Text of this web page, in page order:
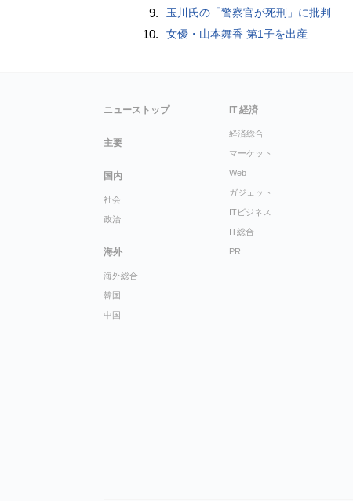
9. 玉川氏の「警察官が死刑」に批判
10. 女優・山本舞香 第1子を出産
ニューストップ
主要
国内
社会
政治
海外
海外総合
韓国
中国
IT 経済
経済総合
マーケット
Web
ガジェット
ITビジネス
IT総合
PR